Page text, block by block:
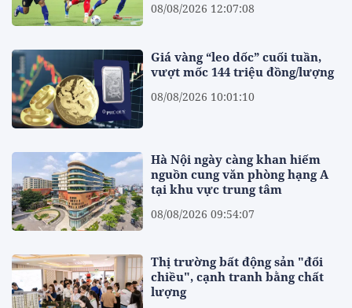
08/08/2026 12:07:08
Giá vàng “leo dốc” cuối tuần,
vượt mốc 144 triệu đồng/lượng
08/08/2026 10:01:10
Hà Nội ngày càng khan hiếm
nguồn cung văn phòng hạng A
tại khu vực trung tâm
08/08/2026 09:54:07
Thị trường bất động sản "đổi
chiều", cạnh tranh bằng chất
lượng